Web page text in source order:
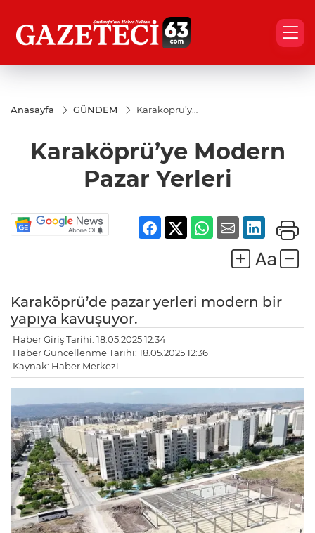
Anasayfa GÜNDEM
Karaköprü’ye
Karaköprü’ye Modern
Pazar Yerleri
Karaköprü’de pazar yerleri modern bir
yapıya kavuşuyor.
Haber Giriş Tarihi: 18.05.2025 12:34
Haber Güncellenme Tarihi: 18.05.2025 12:36
Kaynak: Haber Merkezi